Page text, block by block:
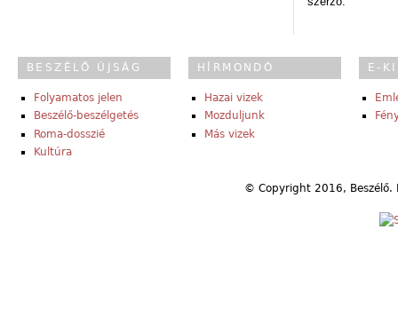
BESZÉLŐ ÚJSÁG
Folyamatos jelen
Beszélő-beszélgetés
Roma-dosszié
Kultúra
HÍRMONDÓ
Hazai vizek
Mozduljunk
Más vizek
E-
© Copyright 2016,